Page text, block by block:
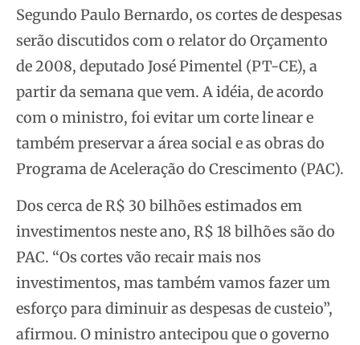
Segundo Paulo Bernardo, os cortes de despesas
serão discutidos com o relator do Orçamento
de 2008, deputado José Pimentel (PT-CE), a
partir da semana que vem. A idéia, de acordo
com o ministro, foi evitar um corte linear e
também preservar a área social e as obras do
Programa de Aceleração do Crescimento (PAC).
Dos cerca de R$ 30 bilhões estimados em
investimentos neste ano, R$ 18 bilhões são do
PAC. “Os cortes vão recair mais nos
investimentos, mas também vamos fazer um
esforço para diminuir as despesas de custeio”,
afirmou. O ministro antecipou que o governo